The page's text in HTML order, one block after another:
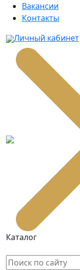
Вакансии
Контакты
Личный кабинет
Каталог